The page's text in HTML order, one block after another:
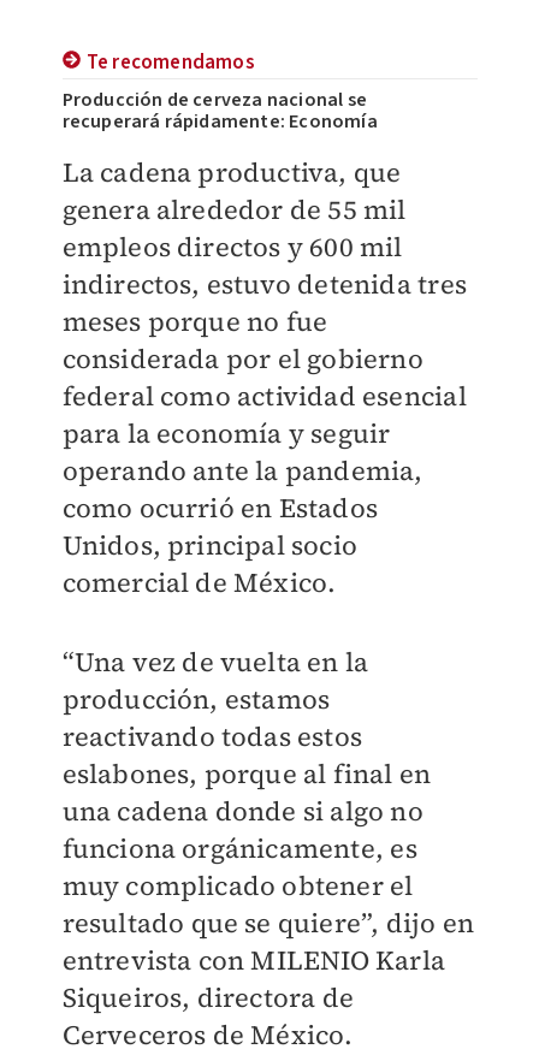
Te recomendamos
Producción de cerveza nacional se
recuperará rápidamente: Economía
La cadena productiva, que
genera alrededor de 55 mil
empleos directos y 600 mil
indirectos, estuvo detenida tres
meses porque no fue
considerada por el gobierno
federal como actividad esencial
para la economía y seguir
operando ante la pandemia,
como ocurrió en Estados
Unidos, principal socio
comercial de México.
“Una vez de vuelta en la
producción, estamos
reactivando todas estos
eslabones, porque al final en
una cadena donde si algo no
funciona orgánicamente, es
muy complicado obtener el
resultado que se quiere”, dijo en
entrevista con MILENIO Karla
Siqueiros, directora de
Cerveceros de México.